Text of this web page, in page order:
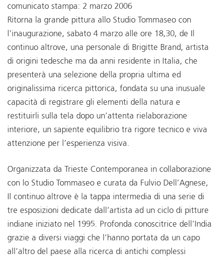
comunicato stampa: 2 marzo 2006
Ritorna la grande pittura allo Studio Tommaseo con
l’inaugurazione, sabato 4 marzo alle ore 18,30, de Il
continuo altrove, una personale di Brigitte Brand, artista
di origini tedesche ma da anni residente in Italia, che
presenterà una selezione della propria ultima ed
originalissima ricerca pittorica, fondata su una inusuale
capacità di registrare gli elementi della natura e
restituirli sulla tela dopo un’attenta rielaborazione
interiore, un sapiente equilibrio tra rigore tecnico e viva
attenzione per l’esperienza visiva.
Organizzata da Trieste Contemporanea in collaborazione
con lo Studio Tommaseo e curata da Fulvio Dell’Agnese,
Il continuo altrove è la tappa intermedia di una serie di
tre esposizioni dedicate dall’artista ad un ciclo di pitture
indiane iniziato nel 1995. Profonda conoscitrice dell’India
grazie a diversi viaggi che l’hanno portata da un capo
all’altro del paese alla ricerca di antichi complessi